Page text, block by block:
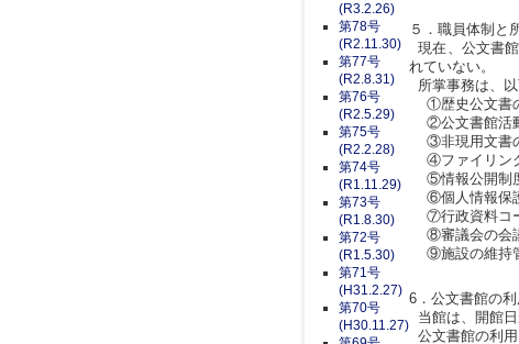
５．職員体制と
現在、公文書
れていない。
所掌事務は、以
①歴史公文書
②公文書館活
③非現用文書
④ファイリン
⑤情報公開制
⑥個人情報保
⑦行政資料コ
⑧審議会の会
⑨施設の維持
6．公文書館の利
当館は、開館
公文書館の利
(R3.2.26)
第78号
(R2.11.30)
第77号
(R2.8.31)
第76号
(R2.5.29)
第75号
(R2.2.28)
第74号
(R1.11.29)
第73号
(R1.8.30)
第72号
(R1.5.30)
第71号
(H31.2.27)
第70号
(H30.11.27)